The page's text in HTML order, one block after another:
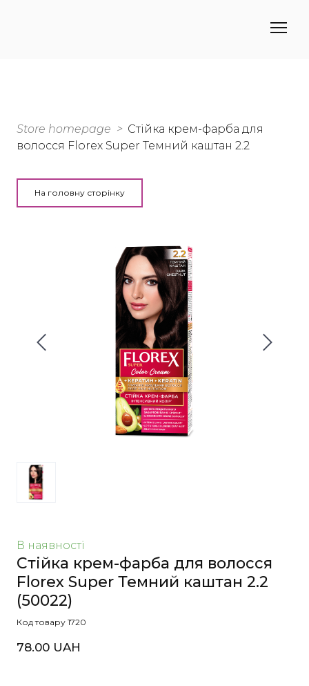
Store homepage
Стійка крем-фарба для
волосся Florex Super Темний каштан 2.2
На головну сторінку
В наявності
Стійка крем-фарба для волосся
Florex Super Темний каштан 2.2
(50022)
Код товару 1720
78.00 UAH